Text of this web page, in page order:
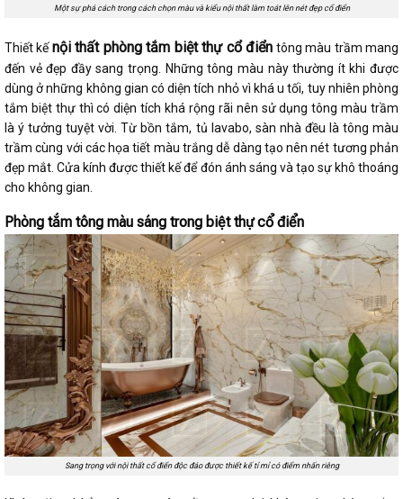
Một sự phá cách trong cách chọn màu và kiểu nội thất làm toát lên nét đẹp cổ điển
Thiết kế nội thất phòng tắm biệt thự cổ điển tông màu trầm mang
đến vẻ đẹp đầy sang trọng. Những tông màu này thường ít khi được
dùng ở những không gian có diện tích nhỏ vì khá u tối, tuy nhiên phòng
tắm biệt thự thì có diện tích khá rộng rãi nên sử dụng tông màu trầm
là ý tưởng tuyệt vời. Từ bồn tắm, tủ lavabo, sàn nhà đều là tông màu
trầm cùng với các họa tiết màu trắng dễ dàng tạo nên nét tương phản
đẹp mắt. Cửa kính được thiết kế để đón ánh sáng và tạo sự khô thoáng
cho không gian.
Phòng tắm tông màu sáng trong biệt thự cổ điển
Sang trọng với nội thất cổ điển độc đáo được thiết kế tỉ mỉ có điểm nhấn riêng